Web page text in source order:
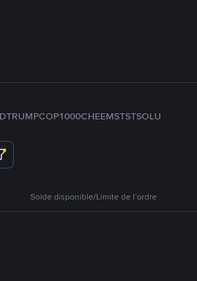
TRUMPCOP1000CHEEMSTSTSOLU
Solde disponible/Limite de l’ordre